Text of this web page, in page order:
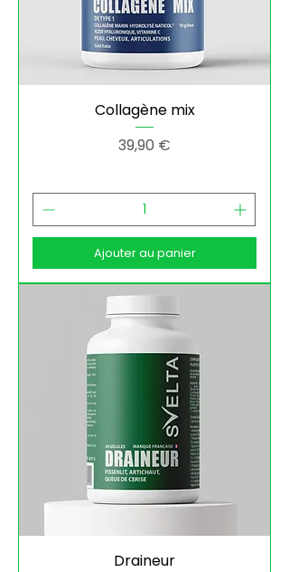
Collagène mix
Prix
39,90 €
Ajouter au panier
Draineur